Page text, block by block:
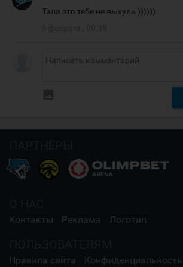
Тала это тебе не выхуль ))))))
Контакты Реклама Логотип
Правила сайта Конфиденциальность